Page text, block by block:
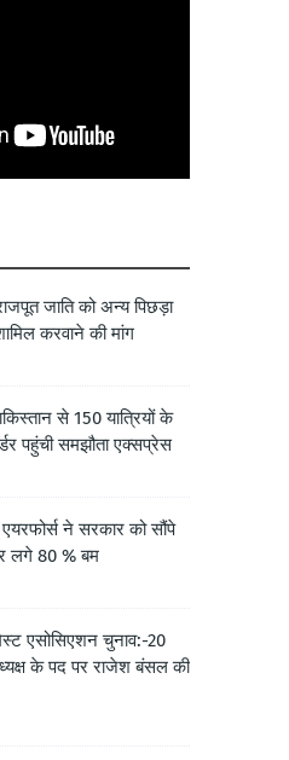
जाति को अन्य पिछड़ा
करवाने की मांग
से 150 यात्रियों के
पहुंची समझौता एक्सप्रेस
ने सरकार को सौंपे
लगे 80 % बम
एसोसिएशन चुनाव:-20
के पद पर राजेश बंसल की